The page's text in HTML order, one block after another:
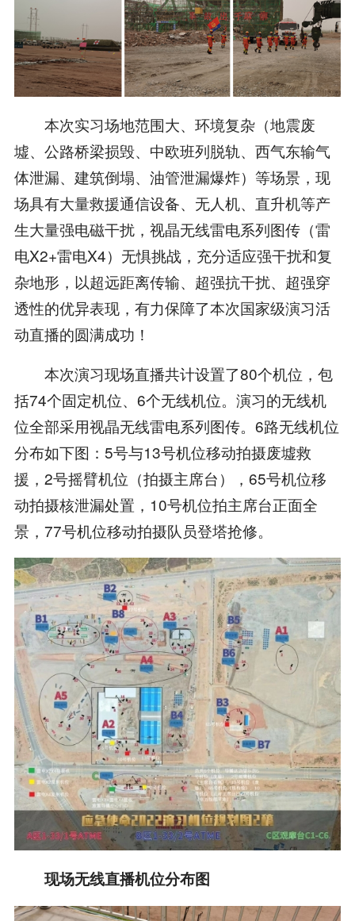
本次实习场地范围大、环境复杂（地震废
墟、公路桥梁损毁、中欧班列脱轨、西气东输气
体泄漏、建筑倒塌、油管泄漏爆炸）等场景，现
场具有大量救援通信设备、无人机、直升机等产
生大量强电磁干扰，视晶无线雷电系列图传（雷
电X2+雷电X4）无惧挑战，充分适应强干扰和复
杂地形，以超远距离传输、超强抗干扰、超强穿
透性的优异表现，有力保障了本次国家级演习活
动直播的圆满成功！
本次演习现场直播共计设置了80个机位，包
括74个固定机位、6个无线机位。演习的无线机
位全部采用视晶无线雷电系列图传。6路无线机位
分布如下图：5号与13号机位移动拍摄废墟救
援，2号摇臂机位（拍摄主席台），65号机位移
动拍摄核泄漏处置，10号机位拍主席台正面全
景，77号机位移动拍摄队员登塔抢修。
现场无线直播机位分布图